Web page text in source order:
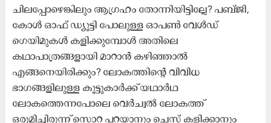
ചിലപ്പോഴെങ്കിലും ആഗ്രഹം തോന്നിയിട്ടില്ലേ? പബ്ജി,
കോള്‍ ഓഫ് ഡ്യൂട്ടി പോലുള്ള ഓപൺ വേൾഡ്
ഗെയിമുകള്‍ കളിക്കുമ്പോൾ അതിലെ
കഥാപാത്രങ്ങളായി മാറാന്‍ കഴിഞ്ഞാൽ
എങ്ങനെയിരിക്കും? ലോകത്തിന്റെ വിവിധ
ഭാഗങ്ങളിലുള്ള കൂട്ടുകാര്‍ക്ക് യഥാർഥ
ലോകത്തെന്നപോലെ വെർച്വൽ ലോകത്ത്
ഒരുമിച്ചിരുന്ന് സൊറ പറയാനും ചെസ് കളിക്കാനും